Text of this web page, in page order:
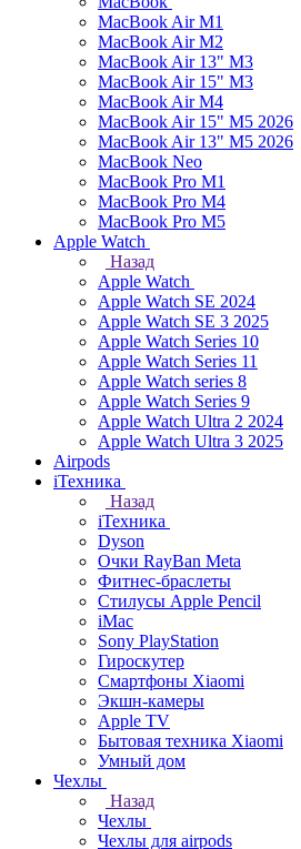
MacBook Air M1
MacBook Air M2
MacBook Air 13" M3
MacBook Air 15" M3
MacBook Air M4
MacBook Air 15" М5 2026
MacBook Air 13" М5 2026
MacBook Neo
MacBook Pro M1
MacBook Pro M4
MacBook Pro M5
Apple Watch
Назад
Apple Watch
Apple Watch SE 2024
Apple Watch SE 3 2025
Apple Watch Series 10
Apple Watch Series 11
Apple Watch series 8
Apple Watch Series 9
Apple Watch Ultra 2 2024
Apple Watch Ultra 3 2025
Airpods
iТехника
Назад
iТехника
Dyson
Очки RayBan Meta
Фитнес-браслеты
Стилусы Apple Pencil
iMac
Sony PlayStation
Гироскутер
Смартфоны Xiaomi
Экшн-камеры
Apple TV
Бытовая техника Xiaomi
Умный дом
Чехлы
Назад
Чехлы
Чехлы для airpods